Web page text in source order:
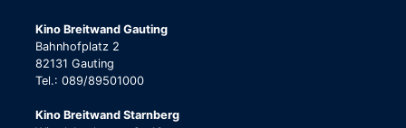
Kino Breitwand Gauting
Bahnhofplatz 2
82131 Gauting
Tel.: 089/89501000
Kino Breitwand Starnberg